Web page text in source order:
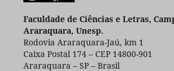
Faculdade de Ciências e Letras,
Araraquara, Unesp.
Rodovia Araraquara-Jaú, km 1
Caixa Postal 174 – CEP 14800-901
Araraquara – SP – Brasil